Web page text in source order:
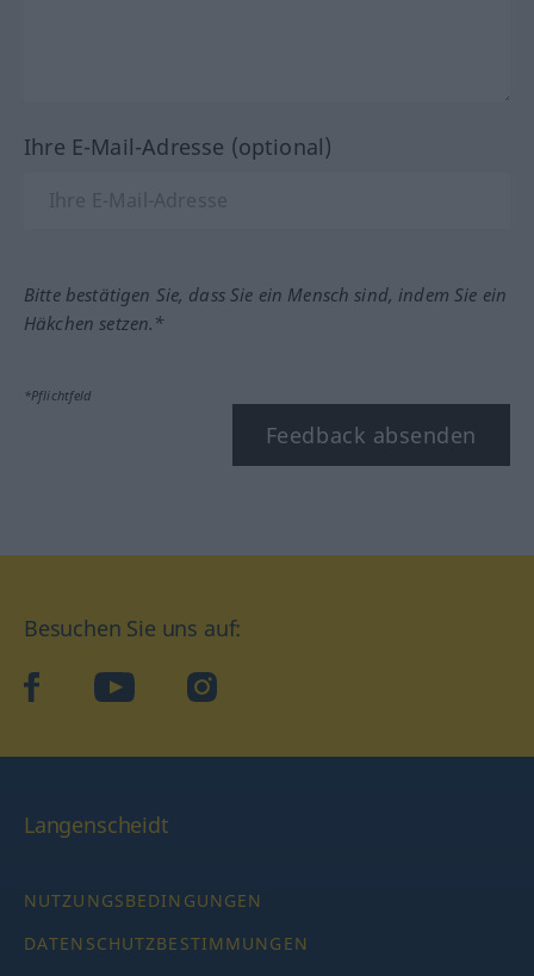
Ihre E-Mail-Adresse (optional)
Bitte bestätigen Sie, dass Sie ein Mensch sind, indem Sie ein
Häkchen setzen.*
*Pflichtfeld
Feedback absenden
Besuchen Sie uns auf:
facebookYouTube Instagram
Langenscheidt
NUTZUNGSBEDINGUNGEN
DATENSCHUTZBESTIMMUNGEN